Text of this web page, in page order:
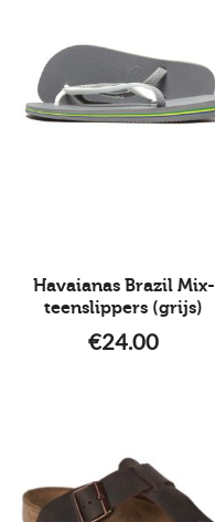
Havaianas Brazil Mix-
teenslippers (grijs)
€24.00